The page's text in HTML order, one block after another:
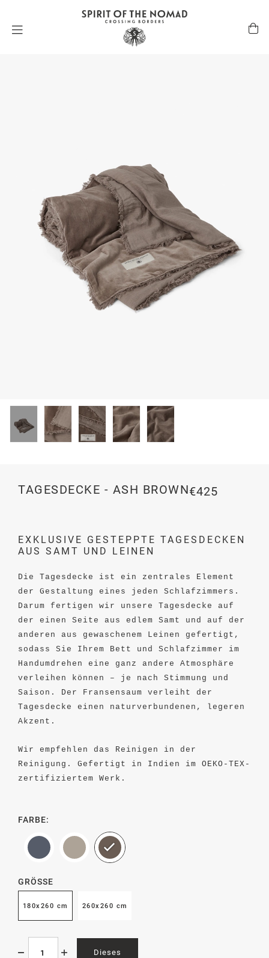
TAGESDECKE - ASH BROWN€425
EXKLUSIVE GESTEPPTE TAGESDECKEN
AUS SAMT UND LEINEN
Die Tagesdecke ist ein zentrales Element
der Gestaltung eines jeden Schlafzimmers.
Darum fertigen wir unsere Tagesdecke auf
der einen Seite aus edlem Samt und auf der
anderen aus gewaschenem Leinen gefertigt,
sodass Sie Ihrem Bett und Schlafzimmer im
Handumdrehen eine ganz andere Atmosphäre
verleihen können – je nach Stimmung und
Saison. Der Fransensaum verleiht der
Tagesdecke einen naturverbundenen, legeren
Akzent.
Wir empfehlen das Reinigen in der
Reinigung. Gefertigt in Indien im OEKO-TEX-
zertifiziertem Werk.
FARBE:
GRÖSSE
180x260 cm 260x260 cm
Dieses